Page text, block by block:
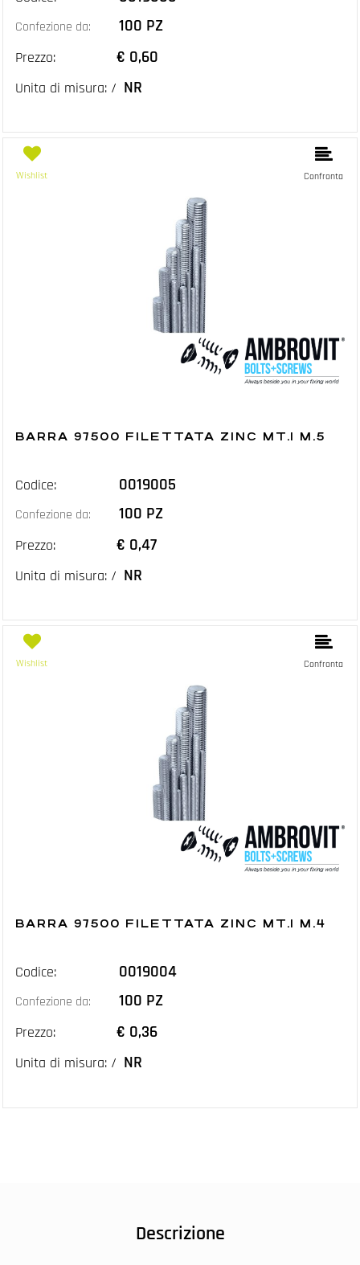
Confezione da: 100 PZ
Prezzo: € 0,60
Unita di misura: / NR
Wishlist Confronta
BARRA 97500 FILETTATA ZINC MT.1 M.5
Codice: 0019005
Confezione da: 100 PZ
Prezzo: € 0,47
Unita di misura: / NR
Wishlist Confronta
BARRA 97500 FILETTATA ZINC MT.1 M.4
Codice: 0019004
Confezione da: 100 PZ
Prezzo: € 0,36
Unita di misura: / NR
Descrizione